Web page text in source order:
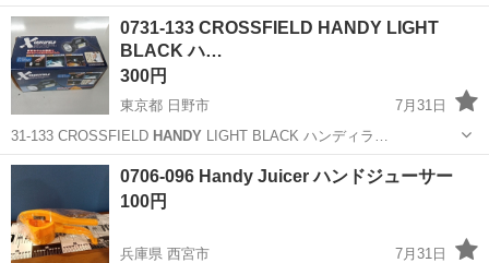
品タイプ: 2WAYハンディファン - 使用方法: ポータブル・卓上兼用 -
付属品: ストラップ付き ご覧いただきありがとうございます。
神奈川 横浜市
0731-133 CROSSFIELD HANDY LIGHT
BLACK ハ…
300円
東京都 日野市
7月31日
31-133 CROSSFIELD HANDYLIGHT BLACK ハンディラ…
東京 日野市
0706-096 Handy Juicer ハンドジューサー
100円
兵庫県 西宮市 7月31日